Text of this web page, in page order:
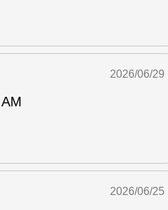
2026/06/29
2026/06/25